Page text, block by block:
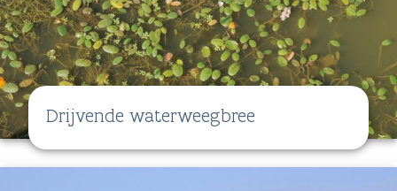
Drijvende waterweegbree